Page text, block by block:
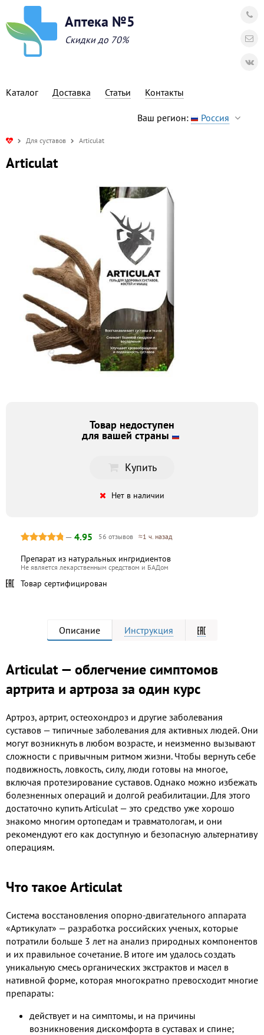
Аптека №5
Скидки до 70%
Каталог Доставка Статьи Контакты
Ваш регион: Россия
Для суставов Articulat
Articulat
Товар недоступен
для вашей страны
Купить
Нет в наличии
— 4.95 56 отзывов ≈1 ч. назад
Препарат из натуральных ингридиентов
Не является лекарственным средством и БАДом
Товар сертифицирован
Описание Инструкция
Articulat — облегчение симптомов
артрита и артроза за один курс
Артроз, артрит, остеохондроз и другие заболевания
суставов — типичные заболевания для активных людей. Они
могут возникнуть в любом возрасте, и неизменно вызывают
сложности с привычным ритмом жизни. Чтобы вернуть себе
подвижность, ловкость, силу, люди готовы на многое,
включая протезирование суставов. Однако можно избежать
болезненных операций и долгой реабилитации. Для этого
достаточно купить Articulat — это средство уже хорошо
знакомо многим ортопедам и травматологам, и они
рекомендуют его как доступную и безопасную альтернативу
операциям.
Что такое Articulat
Система восстановления опорно-двигательного аппарата
«Артикулат» — разработка российских ученых, которые
потратили больше 3 лет на анализ природных компонентов
и их правильное сочетание. В итоге им удалось создать
уникальную смесь органических экстрактов и масел в
нативной форме, которая многократно превосходит многие
препараты:
действует и на симптомы, и на причины
возникновения дискомфорта в суставах и спине;